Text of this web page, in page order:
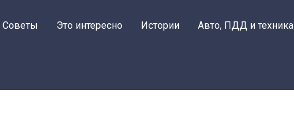
Советы Это интересно Истории Авто, ПДД и техника